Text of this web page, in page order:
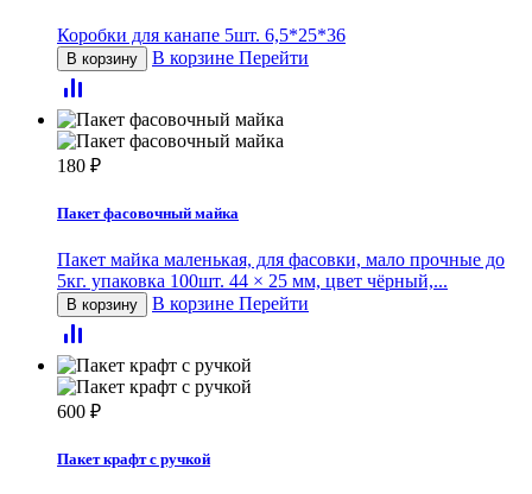
Коробки для канапе 5шт. 6,5*25*36
В корзину В корзине Перейти
180 ₽
Пакет фасовочный майка
Пакет майка маленькая, для фасовки, мало прочные до
5кг. упаковка 100шт. 44 × 25 мм, цвет чёрный,...
В корзину В корзине Перейти
600 ₽
Пакет крафт с ручкой